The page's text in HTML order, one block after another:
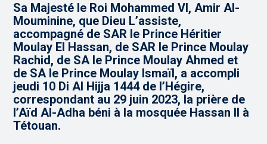
Sa Majesté le Roi Mohammed VI, Amir Al-
Mouminine, que Dieu L’assiste,
accompagné de SAR le Prince Héritier
Moulay El Hassan, de SAR le Prince Moulay
Rachid, de SA le Prince Moulay Ahmed et
de SA le Prince Moulay Ismaïl, a accompli
jeudi 10 Di Al Hijja 1444 de l’Hégire,
correspondant au 29 juin 2023, la prière de
l’Aïd Al-Adha béni à la mosquée Hassan II à
Tétouan.